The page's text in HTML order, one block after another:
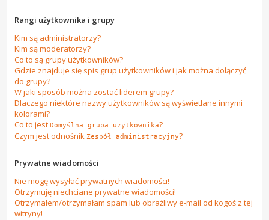
Rangi użytkownika i grupy
Kim są administratorzy?
Kim są moderatorzy?
Co to są grupy użytkowników?
Gdzie znajduje się spis grup użytkowników i jak można dołączyć
do grupy?
W jaki sposób można zostać liderem grupy?
Dlaczego niektóre nazwy użytkowników są wyświetlane innymi
kolorami?
Co to jestDomyślna grupa użytkownika?
Czym jest odnośnikZespół administracyjny?
Prywatne wiadomości
Nie mogę wysyłać prywatnych wiadomości!
Otrzymuję niechciane prywatne wiadomości!
Otrzymałem/otrzymałam spam lub obraźliwy e-mail od kogoś z tej
witryny!